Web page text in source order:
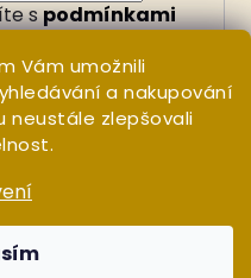
Vám umožnili
a nakupování
neustále zlepšovali
spodmínkami